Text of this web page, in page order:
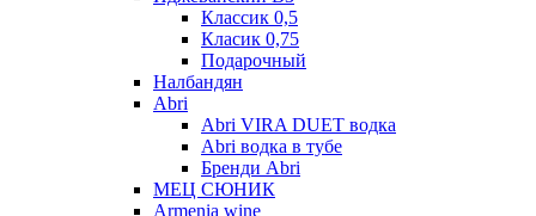
Классик 0,5
Класик 0,75
Подарочный
Налбандян
Abri
Abri VIRA DUET водка
Abri водка в тубе
Бренди Abri
МЕЦ СЮНИК
Armenia wine